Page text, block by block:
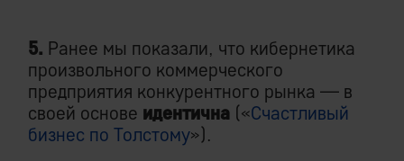
5. Ранее мы показали, что кибернетика
произвольного коммерческого
предприятия конкурентного рынка — в
своей основе идентична («Счастливый
бизнес по Толстому»).